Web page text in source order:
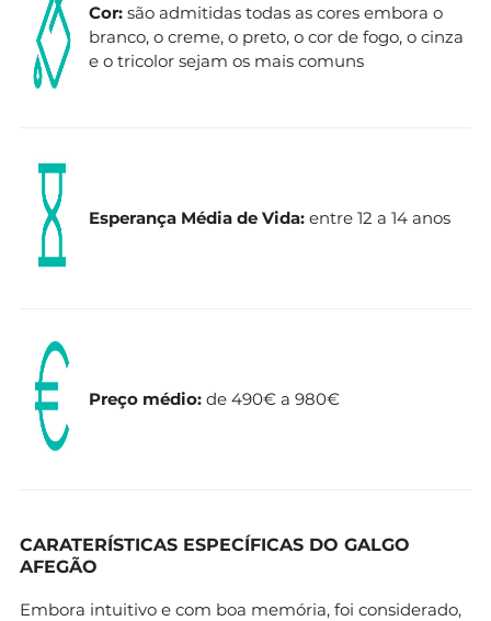
Cor: são admitidas todas as cores embora o
branco, o creme, o preto, o cor de fogo, o cinza
e o tricolor sejam os mais comuns
Esperança Média de Vida: entre 12 a 14 anos
Preço médio: de 490€ a 980€
CARATERÍSTICAS ESPECÍFICAS DO GALGO
AFEGÃO
Embora intuitivo e com boa memória, foi considerado,